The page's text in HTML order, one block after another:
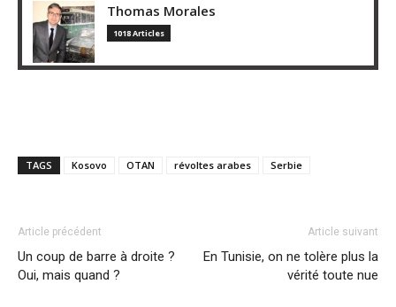
Thomas Morales
1018 Articles
TAGS Kosovo OTAN révoltes arabes Serbie
Article précédent
Un coup de barre à droite ?
Oui, mais quand ?
Article suivant
En Tunisie, on ne tolère plus la
vérité toute nue